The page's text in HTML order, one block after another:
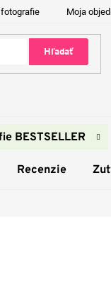
Moja
Hľadať
BESTSELLER
Recenzie